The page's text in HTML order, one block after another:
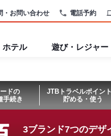
電話予約
・お問い合わせ
ホテル 遊び・レジャー
ドの
手続き
JTBトラベルポイン
貯める・使う
3ブランド7つのデザ